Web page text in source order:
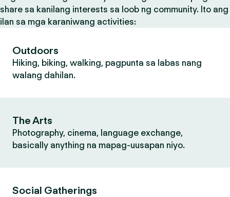
share sa kanilang interests sa loob ng community. Ito ang
ilan sa mga karaniwang activities:
Outdoors
Hiking, biking, walking, pagpunta sa labas nang
walang dahilan.
The Arts
Photography, cinema, language exchange,
basically anything na mapag-uusapan niyo.
Social Gatherings